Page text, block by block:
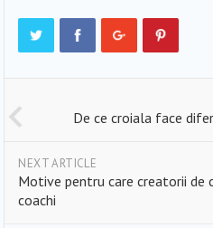
De ce croiala face
NEXT ARTICLE
Motive pentru care creatorii de
coachi